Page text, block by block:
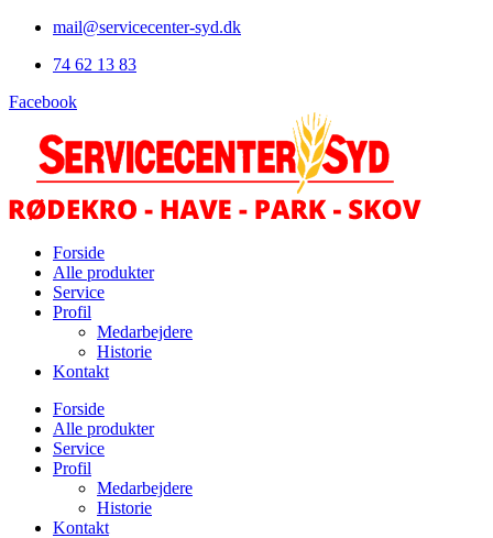
Videre
indhold
mail@servicecenter-syd.dk
74 62 13 83
Facebook
Forside
Alle produkter
Service
Profil
Medarbejdere
Historie
Kontakt
Forside
Alle produkter
Service
Profil
Medarbejdere
Historie
Kontakt